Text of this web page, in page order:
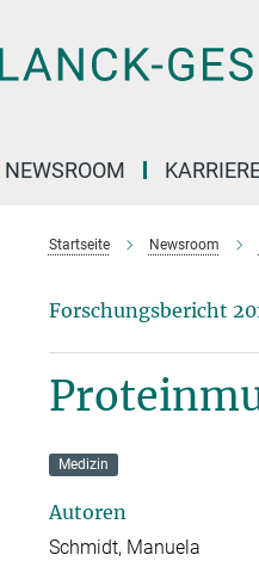
NEWSROOM
Startseite Newsroom
Forschungsbericht
Medizin
Autoren
Schmidt, Manuela